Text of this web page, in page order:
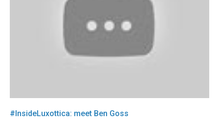
#InsideLuxottica: meet Ben Goss